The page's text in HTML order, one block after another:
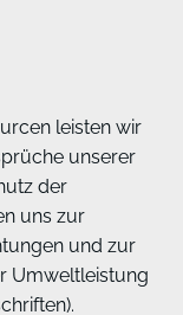
leisten wir
unserer
der
uns zur
und zur
Umweltleistung